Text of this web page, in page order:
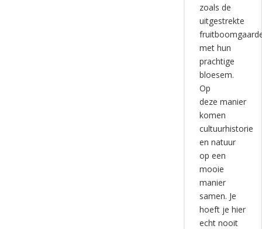
zoals de
uitgestrekte
met hun
prachtige
bloesem.
Op
deze manier
komen
cultuurhistorie
en natuur
op een
mooie
manier
samen. Je
hoeft je hier
echt nooit